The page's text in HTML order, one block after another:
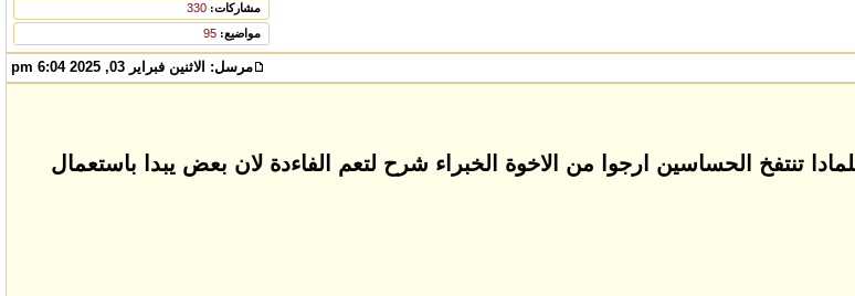
مشاركات: 330
مواضيع: 95
مرسل: الاثنين فبراير 03, 2025 6:04 pm
تنتفخ الحساسين ارجوا من الاخوة الخبراء شرح لتعم الفاءدة لان بعض يبدا باستعمال